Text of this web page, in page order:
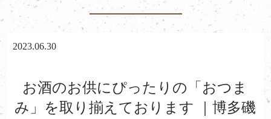
2023.06.30
お酒のお供にぴったりの「おつま
み」を取り揃えております ｜博多磯